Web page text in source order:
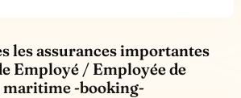
les assurances importantes
Employé / Employée de
-booking-